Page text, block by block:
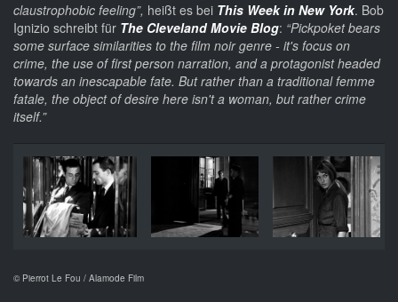
claustrophobic feeling”, heißt es bei This Week in New York. Bob
Ignizio schreibt für The Cleveland Movie Blog: “Pickpoket bears
some surface similarities to the film noir genre - it's focus on
crime, the use of first person narration, and a protagonist headed
towards an inescapable fate. But rather than a traditional femme
fatale, the object of desire here isn't a woman, but rather crime
itself.”
© Pierrot Le Fou / Alamode Film